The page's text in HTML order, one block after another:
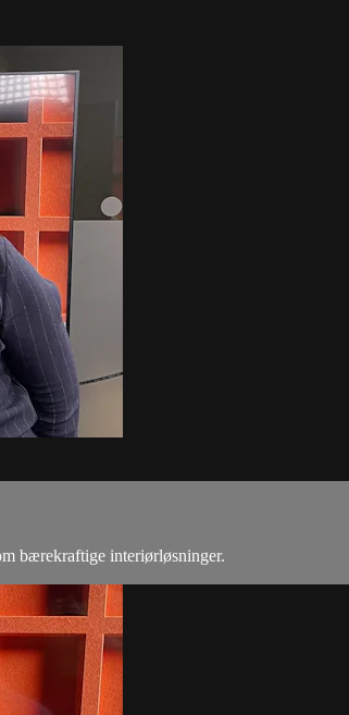
bærekraftige interiørløsninger.